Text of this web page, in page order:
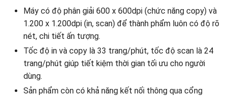
Máy có độ phân giải 600 x 600dpi (chức năng copy) và
1.200 x 1.200dpi (in, scan) để thành phẩm luôn có độ rõ
nét, chi tiết ấn tượng.
Tốc độ in và copy là 33 trang/phút, tốc độ scan là 24
trang/phút giúp tiết kiệm thời gian tối ưu cho người
dùng.
Sản phẩm còn có khả năng kết nối thông qua cổng